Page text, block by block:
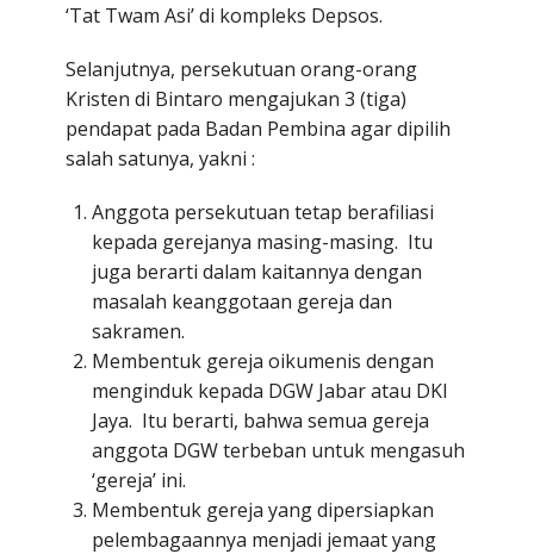
‘Tat Twam Asi’ di kompleks Depsos.
Selanjutnya, persekutuan orang-orang
Kristen di Bintaro mengajukan 3 (tiga)
pendapat pada Badan Pembina agar dipilih
salah satunya, yakni :
Anggota persekutuan tetap berafiliasi
kepada gerejanya masing-masing. Itu
juga berarti dalam kaitannya dengan
masalah keanggotaan gereja dan
sakramen.
Membentuk gereja oikumenis dengan
menginduk kepada DGW Jabar atau DKI
Jaya. Itu berarti, bahwa semua gereja
anggota DGW terbeban untuk mengasuh
‘gereja’ ini.
Membentuk gereja yang dipersiapkan
pelembagaannya menjadi jemaat yang